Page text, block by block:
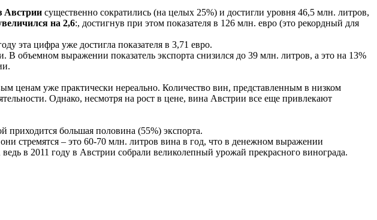
Австрии существенно сократились (на целых 25%) и достигли уровня 46,5 млн. литров,
на 2,6:, достигнув при этом показателя в 126 млн. евро (это рекордный для
эта цифра уже достигла показателя в 3,71 евро.
В объемном выражении показатель экспорта снизился до 39 млн. литров, а это на 13%
ценам уже практически нереально. Количество вин, представленным в низком
Однако, несмотря на рост в цене, вина Австрии все еще привлекают
большая половина (55%) экспорта.
стремятся – это 60-70 млн. литров вина в год, что в денежном выражении
в 2011 году в Австрии собрали великолепный урожай прекрасного винограда.